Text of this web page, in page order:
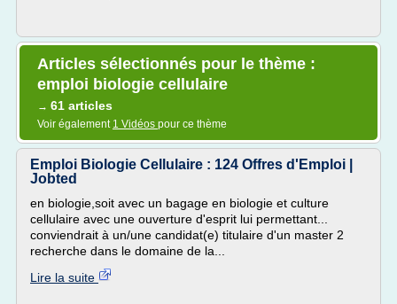
Articles sélectionnés pour le thème :
emploi biologie cellulaire
→ 61 articles
Voir également 1 Vidéos pour ce thème
Emploi Biologie Cellulaire : 124 Offres d'Emploi |
Jobted
en biologie,soit avec un bagage en biologie et culture
cellulaire avec une ouverture d'esprit lui permettant...
conviendrait à un/une candidat(e) titulaire d'un master 2
recherche dans le domaine de la...
Lire la suite